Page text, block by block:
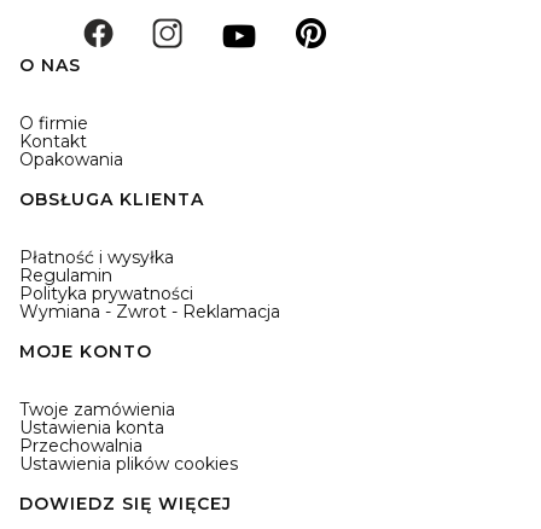
O NAS
O firmie
Kontakt
Opakowania
OBSŁUGA KLIENTA
Płatność i wysyłka
Regulamin
Polityka prywatności
Wymiana - Zwrot - Reklamacja
MOJE KONTO
Twoje zamówienia
Ustawienia konta
Przechowalnia
Ustawienia plików cookies
DOWIEDZ SIĘ WIĘCEJ